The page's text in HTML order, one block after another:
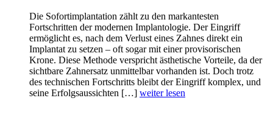
Die Sofortimplantation zählt zu den markantesten
Fortschritten der modernen Implantologie. Der Eingriff
ermöglicht es, nach dem Verlust eines Zahnes direkt ein
Implantat zu setzen – oft sogar mit einer provisorischen
Krone. Diese Methode verspricht ästhetische Vorteile, da der
sichtbare Zahnersatz unmittelbar vorhanden ist. Doch trotz
des technischen Fortschritts bleibt der Eingriff komplex, und
seine Erfolgsaussichten […] weiter lesen